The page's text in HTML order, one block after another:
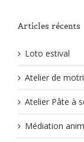
Articles récents
Loto estival
Atelier de
Atelier Pâte à
Médiation